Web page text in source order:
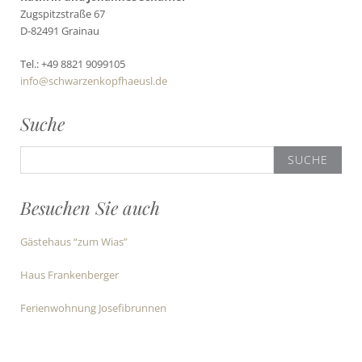
Zugspitzstraße 67
D-82491 Grainau
Tel.: +49 8821 9099105
info@schwarzenkopfhaeusl.de
Suche
nach:
Besuchen Sie auch
Gästehaus “zum Wias”
Haus Frankenberger
Ferienwohnung Josefibrunnen